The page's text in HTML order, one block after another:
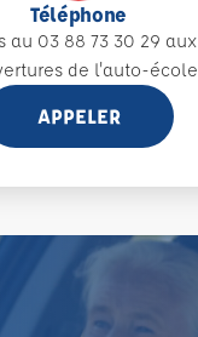
Téléphone
au 03 88 73 30 29 aux
de l'auto-école
APPELER